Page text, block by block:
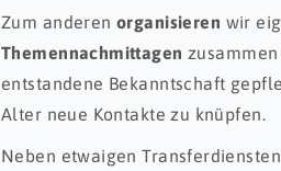
Zum anderenorganisieren wir
Themennachmittagen
entstandene Bekanntschaft
Alter neue Kontakte zu knüpfen.
Neben etwaigen